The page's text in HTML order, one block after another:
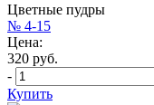
Цветные пудры
№ 4-15
Цена:
320 руб.
-
Купить